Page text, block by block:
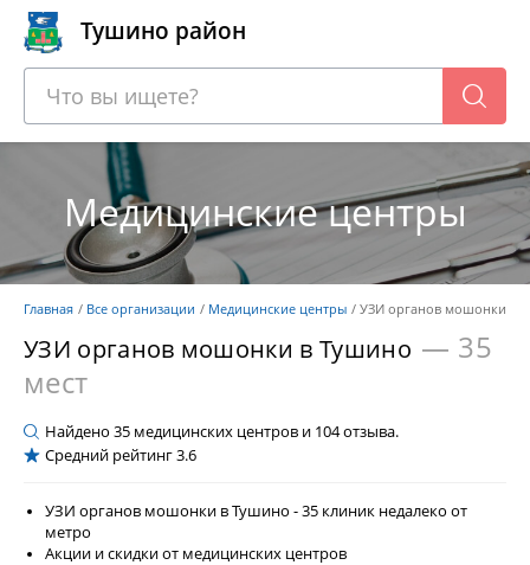
Тушино район
Медицинские центры
Главная Все организации Медицинские центры УЗИ органов мошонки
УЗИ органов мошонки в Тушино — 35
мест
Найдено 35 медицинских центров и 104отзыва.
Средний рейтинг 3.6
УЗИ органов мошонки в Тушино - 35 клиник недалеко от
метро
Акции и скидки от медицинских центров